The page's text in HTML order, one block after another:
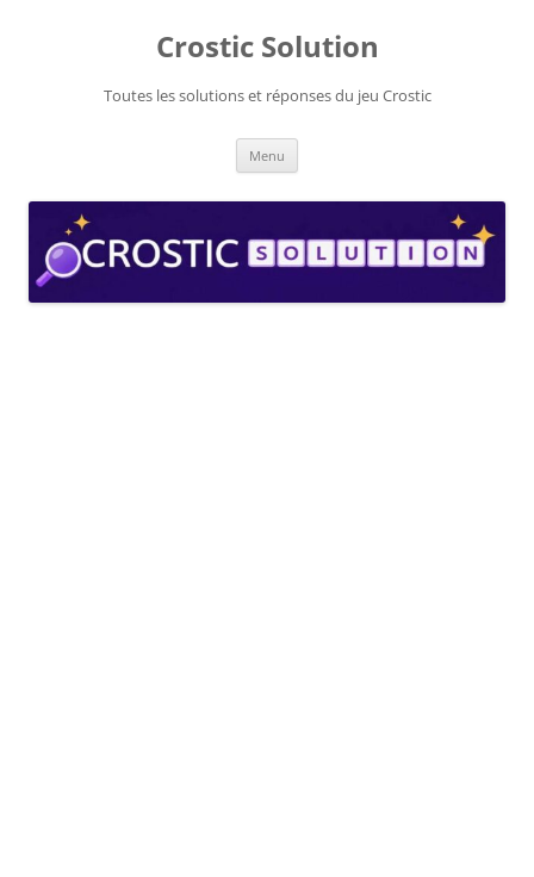
Crostic Solution
Toutes les solutions et réponses du jeu Crostic
Menu